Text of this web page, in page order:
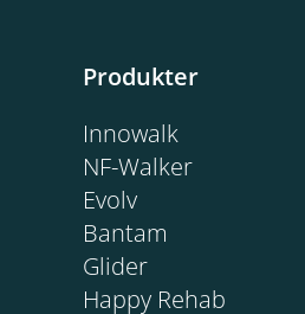
Produkter
Innowalk
NF-Walker
Evolv
Bantam
Glider
Happy Rehab